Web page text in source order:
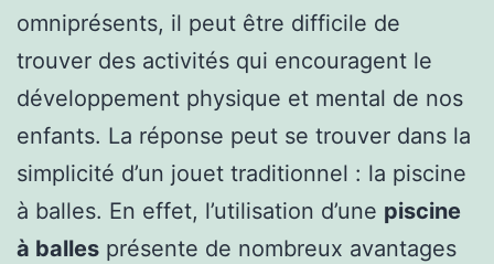
omniprésents, il peut être difficile de
trouver des activités qui encouragent le
développement physique et mental de nos
enfants. La réponse peut se trouver dans la
simplicité d’un jouet traditionnel : la piscine
à balles. En effet, l’utilisation d’une piscine
à balles présente de nombreux avantages